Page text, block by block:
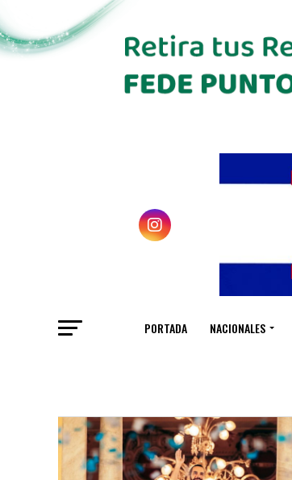
PORTADA NACIONALES